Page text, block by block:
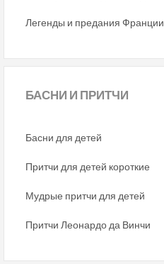
Легенды и предания Франции
БАСНИ И ПРИТЧИ
Басни для детей
Притчи для детей короткие
Мудрые притчи для детей
Притчи Леонардо да Винчи